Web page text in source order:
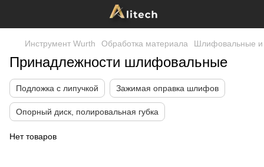
Инструмент Wurth Обработка материала Шлифовальные и
Принадлежности шлифовальные
Подложка с липучкой Зажимая оправка шлифов
Опорный диск, полировальная губка
Нет товаров